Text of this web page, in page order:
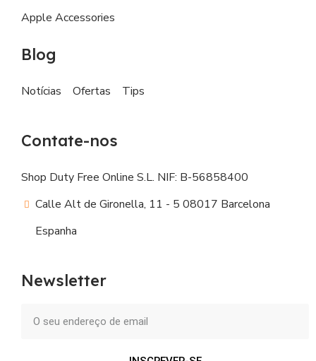
Apple Accessories
Blog
Notícias Ofertas Tips
Contate-nos
Shop Duty Free Online S.L. NIF: B-56858400
Calle Alt de Gironella, 11 - 5 08017 Barcelona
Espanha
Newsletter